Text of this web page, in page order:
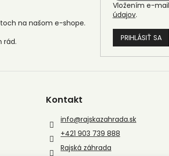
na našom e-shope.
Vložením e-
údajov.
PRIHLÁSIŤ SA
Kontakt
info@rajskazahrada.sk
+421 903 739 888
Rajská záhrada